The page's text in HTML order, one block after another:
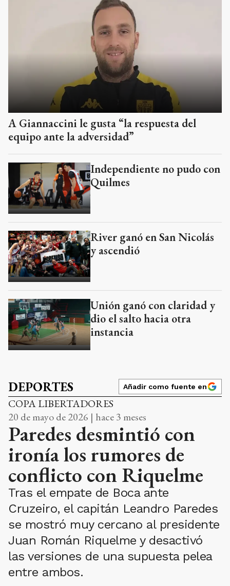
A Giannaccini le gusta “la respuesta del
equipo ante la adversidad”
Independiente no pudo con
Quilmes
River ganó en San Nicolás
y ascendió
Unión ganó con claridad y
dio el salto hacia otra
instancia
DEPORTES Añadir como fuente en
COPA LIBERTADORES
20 de mayo de 2026 | hace 3 meses
Paredes desmintió con
ironía los rumores de
conflicto con Riquelme
Tras el empate de Boca ante
Cruzeiro, el capitán Leandro Paredes
se mostró muy cercano al presidente
Juan Román Riquelme y desactivó
las versiones de una supuesta pelea
entre ambos.